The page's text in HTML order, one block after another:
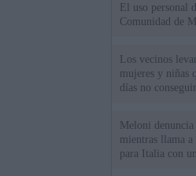
El uso personal
Comunidad de
Los vecinos
mujeres y niñas
días no
Meloni
mientras llama
para Italia con